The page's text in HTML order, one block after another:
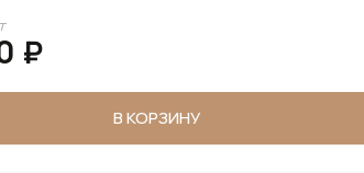
₽
В КОРЗИНУ